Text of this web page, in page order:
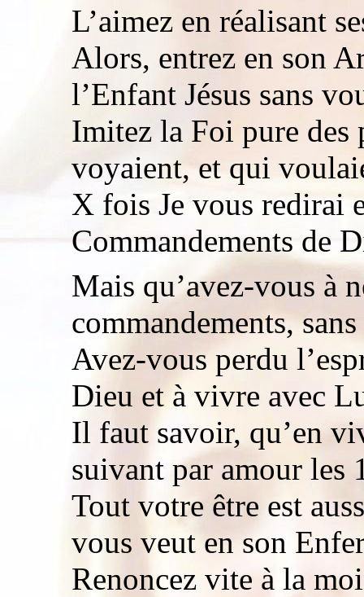
L’aimez en réalisant
Alors, entrez en son
l’Enfant Jésus sans
Imitez la Foi pure des
voyaient, et qui
X fois Je vous redirai
Commandements de
Mais qu’avez-vous à
commandements,
Avez-vous perdu
Dieu et à vivre avec
Il faut savoir, qu’en
suivant par amour les
Tout votre être est
vous veut en son
Renoncez vite à la